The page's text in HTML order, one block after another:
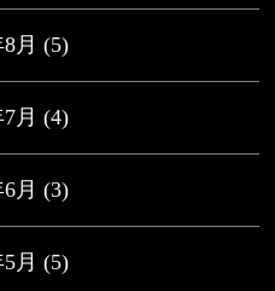
月 (5)
月 (4)
月 (3)
月 (5)